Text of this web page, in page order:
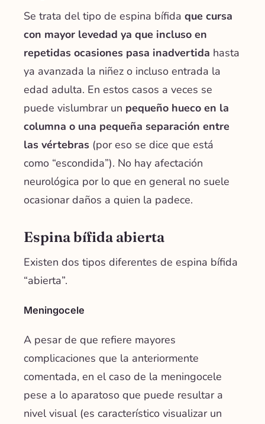
Se trata del tipo de espina bífida que cursa
con mayor levedad ya que incluso en
repetidas ocasiones pasa inadvertida hasta
ya avanzada la niñez o incluso entrada la
edad adulta. En estos casos a veces se
puede vislumbrar un pequeño hueco en la
columna o una pequeña separación entre
las vértebras (por eso se dice que está
como “escondida”). No hay afectación
neurológica por lo que en general no suele
ocasionar daños a quien la padece.
Espina bífida abierta
Existen dos tipos diferentes de espina bífida
“abierta”.
Meningocele
A pesar de que refiere mayores
complicaciones que la anteriormente
comentada, en el caso de la meningocele
pese a lo aparatoso que puede resultar a
nivel visual (es característico visualizar un